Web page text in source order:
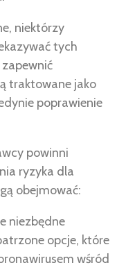
niektórzy
tych
traktowane jako
poprawienie
powinni
ryzyka dla
obejmować:
niezbędne
opcje, które
wśród